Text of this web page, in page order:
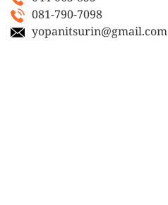
081-790-7098
yopanitsurin@gmail.com